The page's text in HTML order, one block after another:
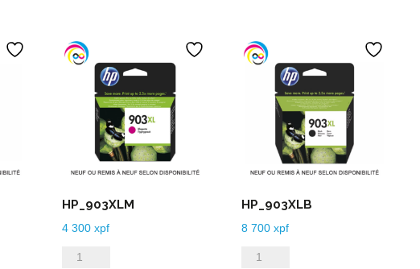
HP_903XLM
4 300 xpf
quantité
HP_903XLB
8 700 xpf
quantité